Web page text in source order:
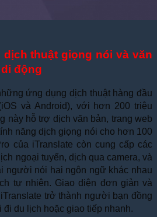
dịch thuật giọng nói và văn
động
ứng dụng dịch thuật hàng đầu
và Android), với hơn 200 triệu
này hỗ trợ dịch văn bản, trang web
năng dịch giọng nói cho hơn 100
của iTranslate còn cung cấp các
ngoại tuyến, dịch qua camera, và
người nói hai ngôn ngữ khác nhau
tự nhiên. Giao diện đơn giản và
trở thành người bạn đồng
đi du lịch hoặc giao tiếp nhanh.